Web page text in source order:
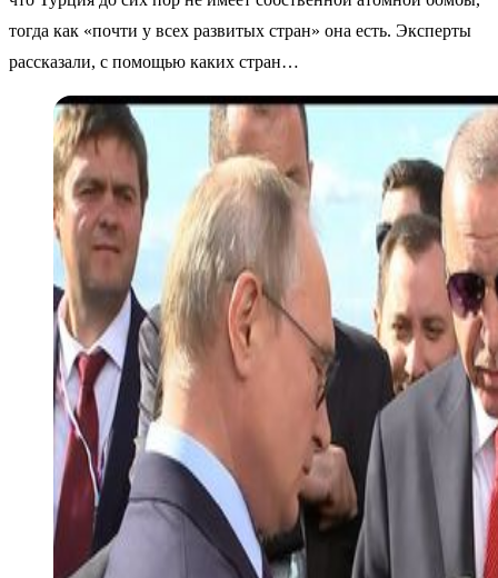
тогда как «почти у всех развитых стран» она есть. Эксперты
рассказали, с помощью каких стран…